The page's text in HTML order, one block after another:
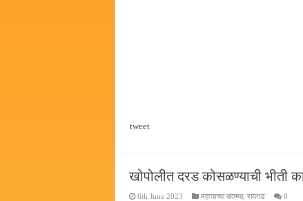
tweet
खोपोलीत दरड कोसळण्याची भीती
6th June 2023 महत्वाच्या बातम्या, रायगड 0